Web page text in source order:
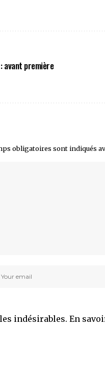
avant première
obligatoires sont indiqués
indésirables. En